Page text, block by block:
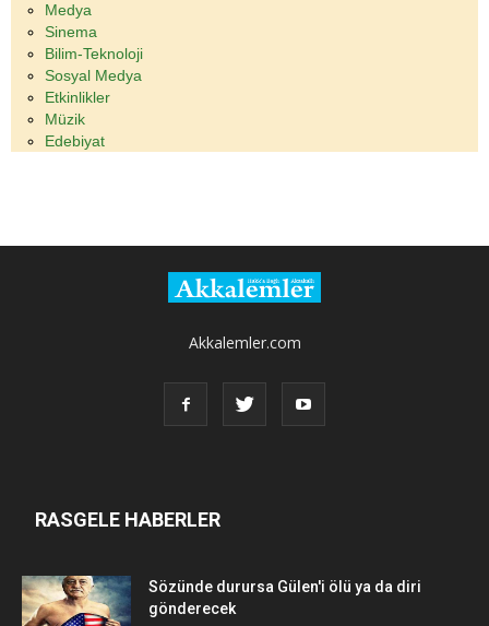
Medya
Sinema
Bilim-Teknoloji
Sosyal Medya
Etkinlikler
Müzik
Edebiyat
Akkalemler.com
RASGELE HABERLER
Sözünde durursa Gülen'i ölü ya da diri
gönderecek